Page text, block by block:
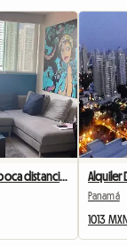
Se alquila habitación a poca distancia de comercios, parques, bancos. Alquiler
Panamá
1013